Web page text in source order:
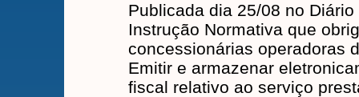
Publicada dia 25/08 no
Instrução Normativa que
concessionárias operadoras
Emitir e armazenar
fiscal relativo ao serviço